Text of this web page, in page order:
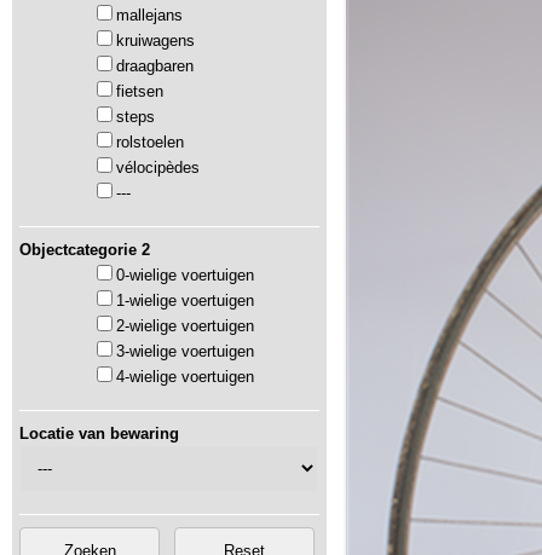
mallejans
kruiwagens
draagbaren
fietsen
steps
rolstoelen
vélocipèdes
---
Objectcategorie 2
0-wielige voertuigen
1-wielige voertuigen
2-wielige voertuigen
3-wielige voertuigen
4-wielige voertuigen
Locatie van bewaring